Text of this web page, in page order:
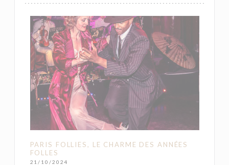
PARIS FOLLIES, LE CHARME DES ANNÉES
FOLLES
21/10/2024